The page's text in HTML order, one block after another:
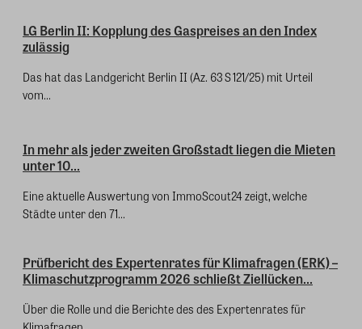
LG Berlin II: Kopplung des Gaspreises an den Index
zulässig
Das hat das Landgericht Berlin II (Az. 63 S 121/25) mit Urteil
vom...
In mehr als jeder zweiten Großstadt liegen die Mieten
unter 10...
Eine aktuelle Auswertung von ImmoScout24 zeigt, welche
Städte unter den 71...
Prüfbericht des Expertenrates für Klimafragen (ERK) –
Klimaschutzprogramm 2026 schließt Ziellücken...
Über die Rolle und die Berichte des des Expertenrates für